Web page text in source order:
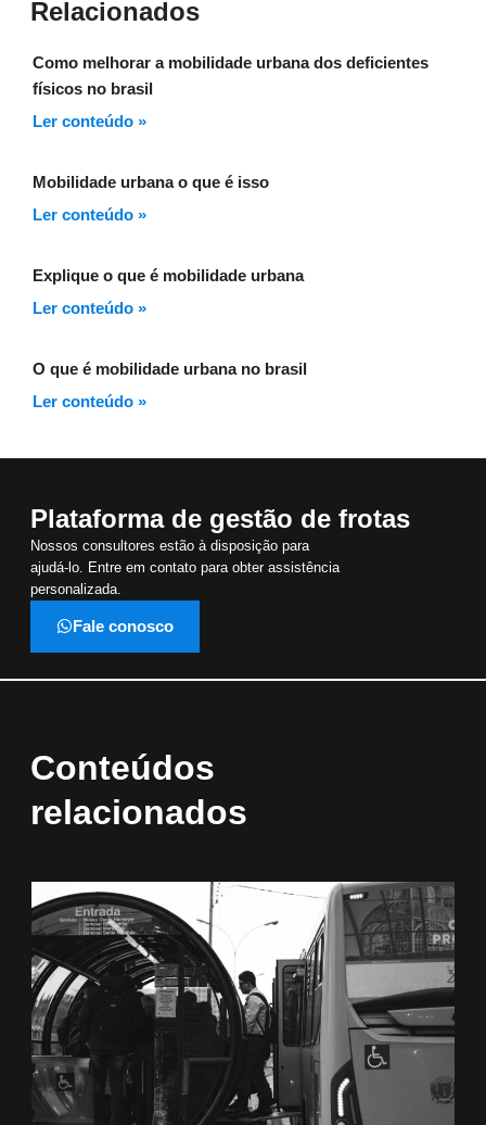
Relacionados
Como melhorar a mobilidade urbana dos deficientes
físicos no brasil
Ler conteúdo »
Mobilidade urbana o que é isso
Ler conteúdo »
Explique o que é mobilidade urbana
Ler conteúdo »
O que é mobilidade urbana no brasil
Ler conteúdo »
Plataforma de gestão de frotas
Nossos consultores estão à disposição para
ajudá-lo. Entre em contato para obter assistência
personalizada.
Fale conosco
Conteúdos
relacionados